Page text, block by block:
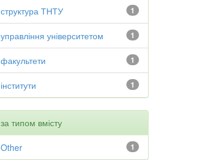
1
структура ТНТУ
1
управління університетом
1
факультети
1
інститути
за типом вмісту
1
Other